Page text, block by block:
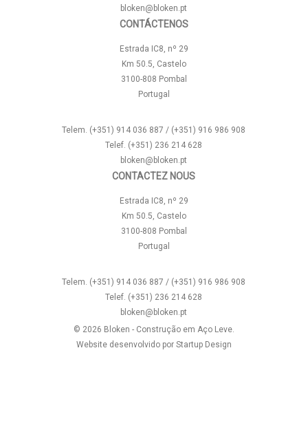
bloken@bloken.pt
CONTÁCTENOS
Estrada IC8, nº 29
Km 50.5, Castelo
3100-808 Pombal
Portugal
Telem. (+351) 914 036 887 / (+351) 916 986 908
Telef. (+351) 236 214 628
bloken@bloken.pt
CONTACTEZ NOUS
Estrada IC8, nº 29
Km 50.5, Castelo
3100-808 Pombal
Portugal
Telem. (+351) 914 036 887 / (+351) 916 986 908
Telef. (+351) 236 214 628
bloken@bloken.pt
© 2026 Bloken - Construção em Aço Leve.
Website desenvolvido por Startup Design